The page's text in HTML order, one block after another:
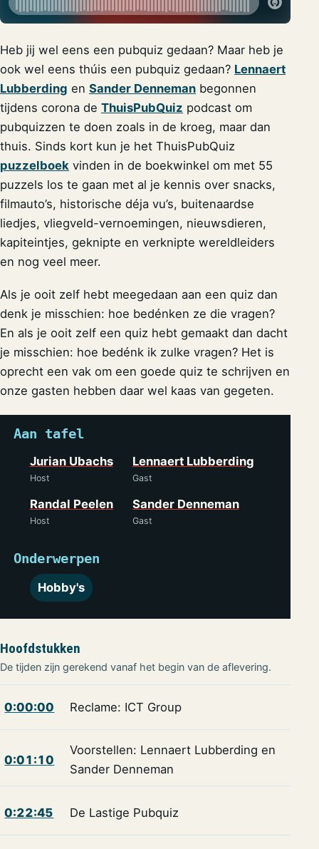
Heb jij wel eens een pubquiz gedaan? Maar heb je
ook wel eens thúis een pubquiz gedaan? Lennaert
Lubberding en Sander Denneman begonnen
tijdens corona de ThuisPubQuiz podcast om
pubquizzen te doen zoals in de kroeg, maar dan
thuis. Sinds kort kun je het ThuisPubQuiz
puzzelboek vinden in de boekwinkel om met 55
puzzels los te gaan met al je kennis over snacks,
filmauto’s, historische déja vu’s, buitenaardse
liedjes, vliegveld-vernoemingen, nieuwsdieren,
kapiteintjes, geknipte en verknipte wereldleiders
en nog veel meer.
Als je ooit zelf hebt meegedaan aan een quiz dan
denk je misschien: hoe bedénken ze die vragen?
En als je ooit zelf een quiz hebt gemaakt dan dacht
je misschien: hoe bedénk ik zulke vragen? Het is
oprecht een vak om een goede quiz te schrijven en
onze gasten hebben daar wel kaas van gegeten.
Aan tafel
Jurian Ubachs
Host
Lennaert Lubberding
Gast
Randal Peelen
Host
Sander Denneman
Gast
Onderwerpen
Hobby's
Hoofdstukken
De tijden zijn gerekend vanaf het begin van de aflevering.
0:00:00 Reclame: ICT Group
0:01:10
Voorstellen: Lennaert Lubberding en
Sander Denneman
0:22:45 De Lastige Pubquiz